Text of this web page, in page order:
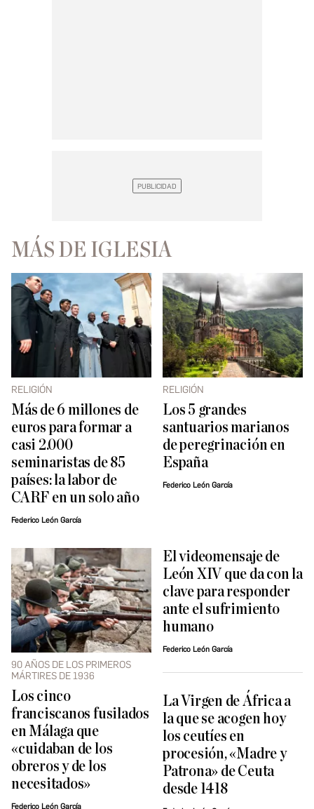
MÁS DE IGLESIA
RELIGIÓN
Más de 6 millones de
euros para formar a
casi 2.000
seminaristas de 85
países: la labor de
CARF en un solo año
Federico León García
RELIGIÓN
Los 5 grandes
santuarios marianos
de peregrinación en
España
Federico León García
90 AÑOS DE LOS PRIMEROS
MÁRTIRES DE 1936
Los cinco
franciscanos fusilados
en Málaga que
«cuidaban de los
obreros y de los
necesitados»
Federico León García
El videomensaje de
León XIV que da con la
clave para responder
ante el sufrimiento
humano
Federico León García
La Virgen de África a
la que se acogen hoy
los ceutíes en
procesión, «Madre y
Patrona» de Ceuta
desde 1418